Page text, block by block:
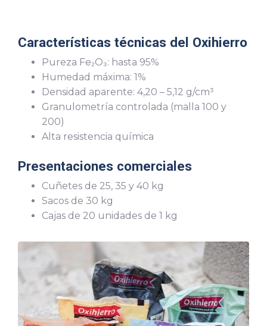
Características técnicas del Oxihierro
Pureza Fe₂O₃: hasta 95%
Humedad máxima: 1%
Densidad aparente: 4,20 – 5,12 g/cm³
Granulometría controlada (malla 100 y
200)
Alta resistencia química
Presentaciones comerciales
Cuñetes de 25, 35 y 40 kg
Sacos de 30 kg
Cajas de 20 unidades de 1 kg